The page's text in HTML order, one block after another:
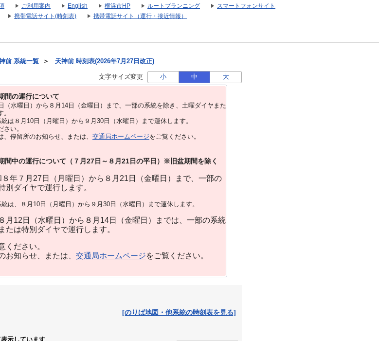
ご利用案内 English 横浜市HP ルートプランニング
スマートフォンサイト
携帯電話サイト(時刻表) 携帯電話サイト（運行・接近情報）
前 系統一覧 ＞ 天神前 時刻表(2026年7月27日改正)
文字サイズ変更 小 中 大
間の運行について
水曜日）から８⽉14⽇（金曜日）まで、⼀部の系統を除き、⼟曜ダイヤまた
は８月10日（月曜日）から９月30日（水曜日）まで運休します。
い。
、停留所のお知らせ、または、 交通局ホームページをご覧ください。
間中の運行について（７月27日～８月21日の平日）※旧盆期間を除く
年７月27日（月曜日）から８月21日（金曜日）まで、一部の
別ダイヤで運行します。
は、８月10日（月曜日）から９月30日（水曜日）まで運休します。
月12日（水曜日）から８月14日（金曜日）までは、一部の系統
たは特別ダイヤで運行します。
ださい。
知らせ、または、 交通局ホームページをご覧ください。
[のりば地図・他系統の時刻表を見る]
示しています